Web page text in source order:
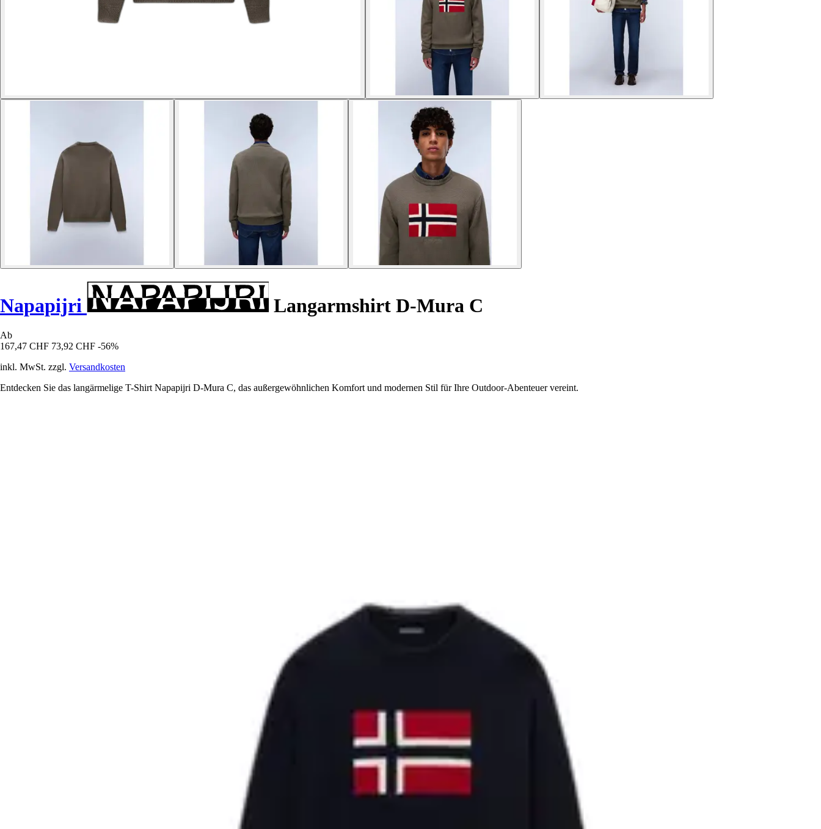
Napapijri Langarmshirt D-Mura C
Ab
167,47 CHF 73,92 CHF -56%
inkl. MwSt. zzgl. Versandkosten
Entdecken Sie das langärmelige T-Shirt Napapijri D-Mura C, das außergewöhnlichen Komfort und modernen Stil für Ihre Outdoor-Abenteuer vereint.